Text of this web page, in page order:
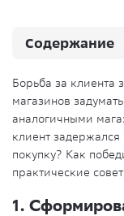
Борьба за клиента
магазинов
аналогичными
клиент
покупку? Как
практические
1.
Содержание